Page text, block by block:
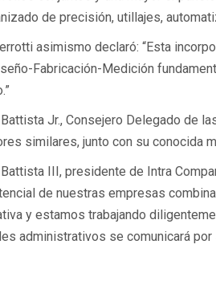
de precisión, utillajes,
asimismo declaró: “Esta
Fabricación-Medición
Jr., Consejero Delegado de
similares, junto con su conocida
III, presidente de Intra
de nuestras empresas
y estamos trabajando
administrativos se comunicará